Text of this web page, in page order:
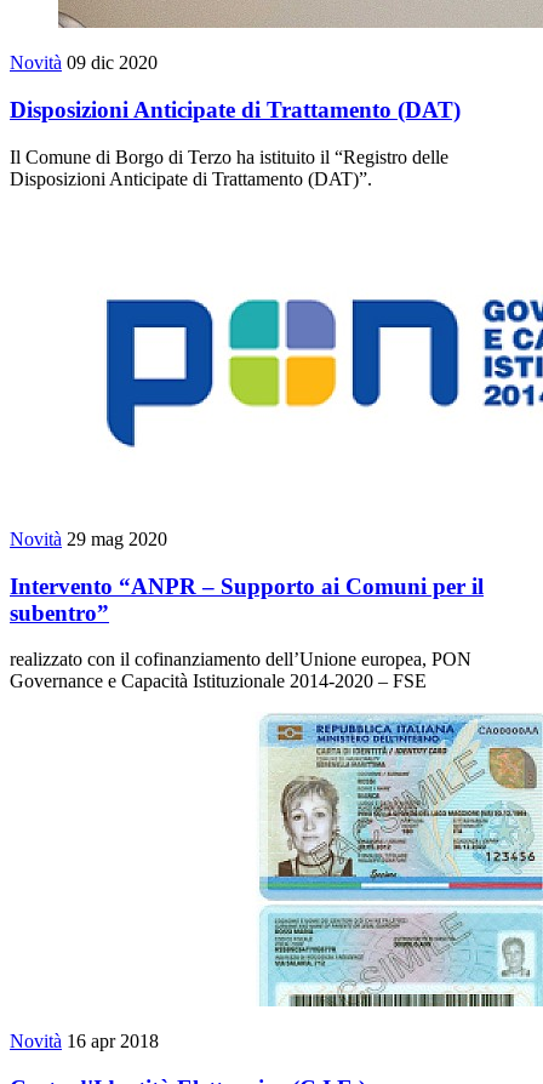
Novità 09 dic 2020
Disposizioni Anticipate di Trattamento (DAT)
Il Comune di Borgo di Terzo ha istituito il “Registro delle
Disposizioni Anticipate di Trattamento (DAT)”.
Novità 29 mag 2020
Intervento “ANPR – Supporto ai Comuni per il
subentro”
realizzato con il cofinanziamento dell’Unione europea, PON
Governance e Capacità Istituzionale 2014-2020 – FSE
Novità 16 apr 2018